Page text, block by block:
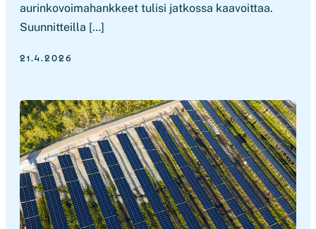
aurinkovoimahankkeet tulisi jatkossa kaavoittaa.
Suunnitteilla […]
21.4.2026